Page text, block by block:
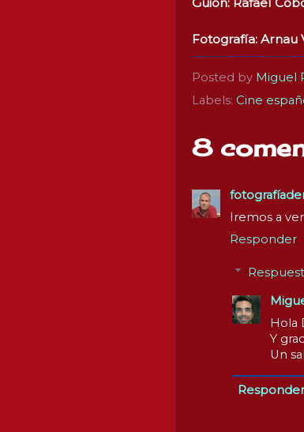
Fotografía: Arnau
Posted by Miguel
Labels: Cine
8
Iremos a
Responder
Hola
Y
Un